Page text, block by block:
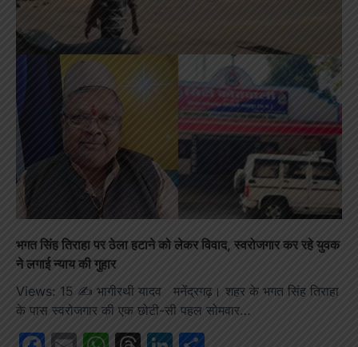
भगत सिंह तिराहा पर ठेला हटाने को लेकर विवाद, स्वरोजगार कर रहे युवक
ने लगाई न्याय की गुहार
Views: 15 ✍️ भागीरथी यादव मनेंद्रगढ़। शहर के भगत सिंह तिराहा
के पास स्वरोजगार की एक छोटी-सी पहल सोमवार…